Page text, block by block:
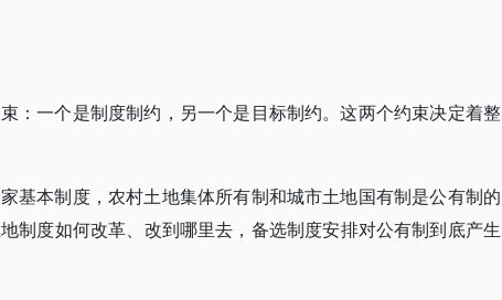
：一个是制度制约，另一个是目标制约。这两个约束决定着整
基本制度，农村土地集体所有制和城市土地国有制是公有制的
制度如何改革、改到哪里去，备选制度安排对公有制到底产生